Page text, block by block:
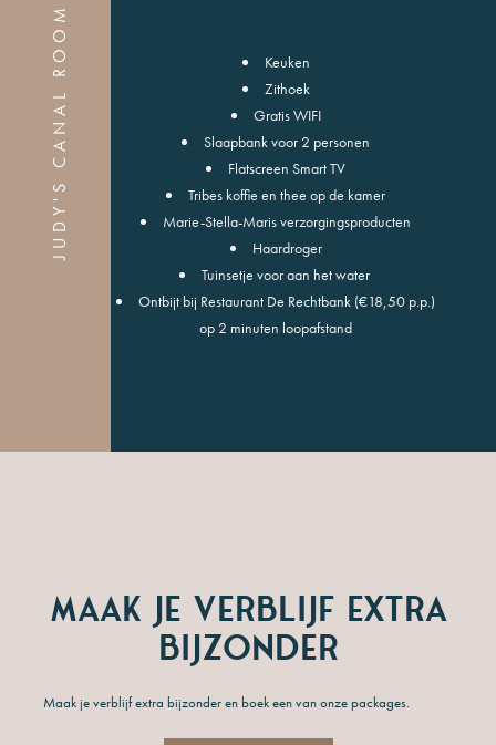
JUDY'S CANAL ROOM
Keuken
Zithoek
Gratis WIFI
Slaapbank voor 2 personen
Flatscreen Smart TV
Tribes koffie en thee op de kamer
Marie-Stella-Maris verzorgingsproducten
Haardroger
Tuinsetje voor aan het water
Ontbijt bij Restaurant De Rechtbank (€18,50 p.p.)
op 2 minuten loopafstand
Maak je verblijf extra
bijzonder
Maak je verblijf extra bijzonder en boek een van onze packages.